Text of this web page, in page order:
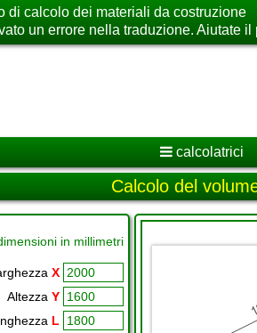
di calcolo dei materiali da costruzione
un errore nella traduzione. Aiutate
calcolatrici
Calcolo del
in millimetri
X
Altezza Y
L